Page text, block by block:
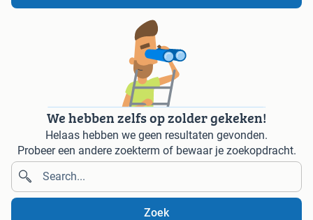
We hebben zelfs op zolder gekeken!
Helaas hebben we geen resultaten gevonden.
Probeer een andere zoekterm of bewaar je zoekopdracht.
Zoek